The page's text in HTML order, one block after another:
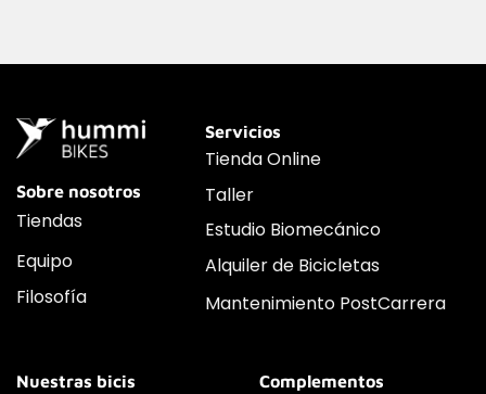
Sobre nosotros
Tiendas
Equipo
Filosofía
Servicios
Tienda Online
Taller
Estudio Biomecánico
Alquiler de Bicicletas
Mantenimiento PostCarrera
Nuestras bicis Complementos